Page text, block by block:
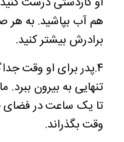
هم آب بپاشید. به هر
برادرش بیشتر کنید.
۴.پدر برای او وقت
تنهایی به بیرون ببرد.
تا یک ساعت در فضای
وقت بگذراند.